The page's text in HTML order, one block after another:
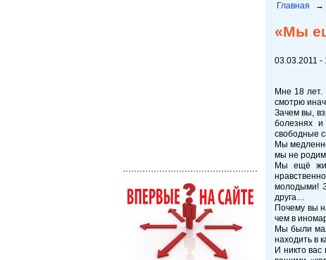
Главная →
«Мы
03.03.2011 -
Мне 18 лет.
смотрю
Зачем вы,
болезнях и
свободные
Мы
мы не родим
Мы ещё
молодыми!
друга…
Почему вы
чем в
Мы были
находить в
И никто